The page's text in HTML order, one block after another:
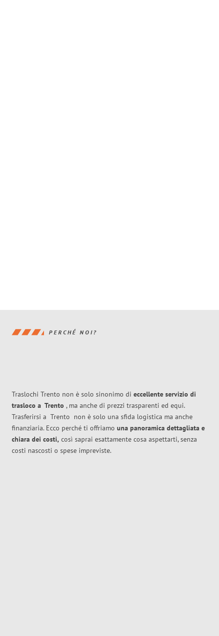
PERCHÉ NOI?
Traslochi Trento non è solo sinonimo di eccellente servizio di
trasloco a Trento , ma anche di prezzi trasparenti ed equi.
Trasferirsi a Trento non è solo una sfida logistica ma anche
finanziaria. Ecco perché ti offriamo una panoramica dettagliata e
chiara dei costi, così saprai esattamente cosa aspettarti, senza
costi nascosti o spese impreviste.